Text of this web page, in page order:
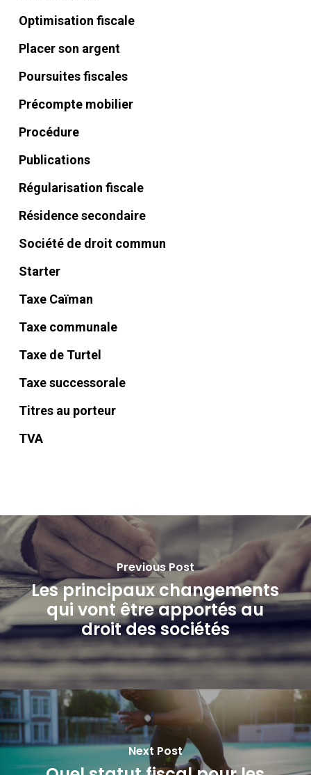
Optimisation fiscale
Placer son argent
Poursuites fiscales
Précompte mobilier
Procédure
Publications
Régularisation fiscale
Résidence secondaire
Société de droit commun
Starter
Taxe Caïman
Taxe communale
Taxe de Turtel
Taxe successorale
Titres au porteur
TVA
Previous Post
Les principaux changements
qui vont être apportés au
droit des sociétés
Next Post